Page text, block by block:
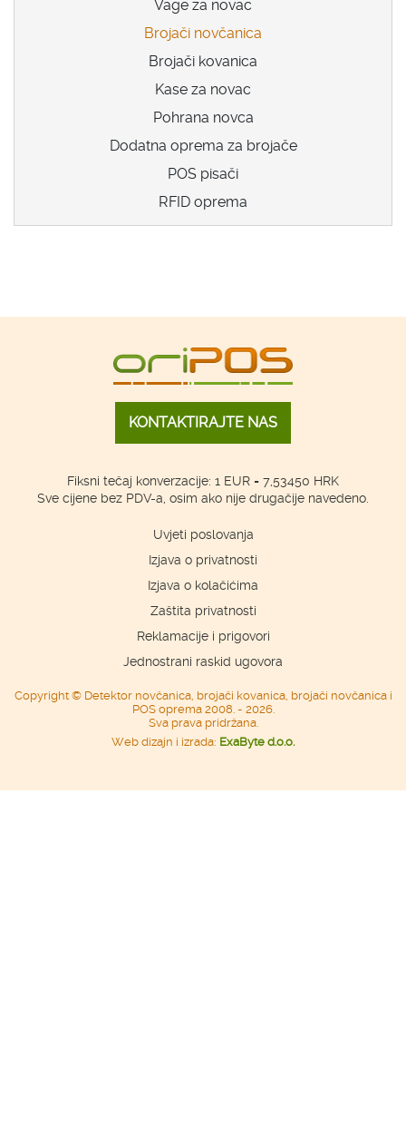
Vage za novac
Brojači novčanica
Brojači kovanica
Kase za novac
Pohrana novca
Dodatna oprema za brojače
POS pisači
RFID oprema
KONTAKTIRAJTE NAS
Fiksni tečaj konverzacije: 1 EUR = 7,53450 HRK
Sve cijene bez PDV-a, osim ako nije drugačije navedeno.
Uvjeti poslovanja
Izjava o privatnosti
Izjava o kolačićima
Zaštita privatnosti
Reklamacije i prigovori
Jednostrani raskid ugovora
Copyright © Detektor novčanica, brojači kovanica, brojači novčanica i
POS oprema 2008. - 2026.
Sva prava pridržana.
Web dizajn i izrada: ExaByte d.o.o.